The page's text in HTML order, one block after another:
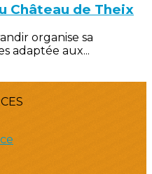
Château de Theix
organise sa
adaptée aux...